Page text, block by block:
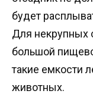
будет
Для некрупных
большой
такие емкости
животных.